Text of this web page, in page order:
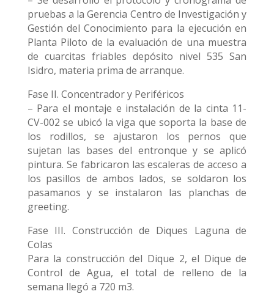
pruebas a la Gerencia Centro de Investigación y
Gestión del Conocimiento para la ejecución en
Planta Piloto de la evaluación de una muestra
de cuarcitas friables depósito nivel 535 San
Isidro, materia prima de arranque.
Fase II. Concentrador y Periféricos
– Para el montaje e instalación de la cinta 11-
CV-002 se ubicó la viga que soporta la base de
los rodillos, se ajustaron los pernos que
sujetan las bases del entronque y se aplicó
pintura. Se fabricaron las escaleras de acceso a
los pasillos de ambos lados, se soldaron los
pasamanos y se instalaron las planchas de
greeting.
Fase III. Construcción de Diques Laguna de
Colas
Para la construcción del Dique 2, el Dique de
Control de Agua, el total de relleno de la
semana llegó a 720 m3.